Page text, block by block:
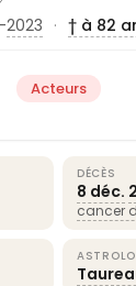
2023 · † à 82
Acteurs
DÉCÈS
8 déc.
cancer